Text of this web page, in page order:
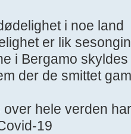
i noe land
er lik
i Bergamo
der de smittet
hele verden
19